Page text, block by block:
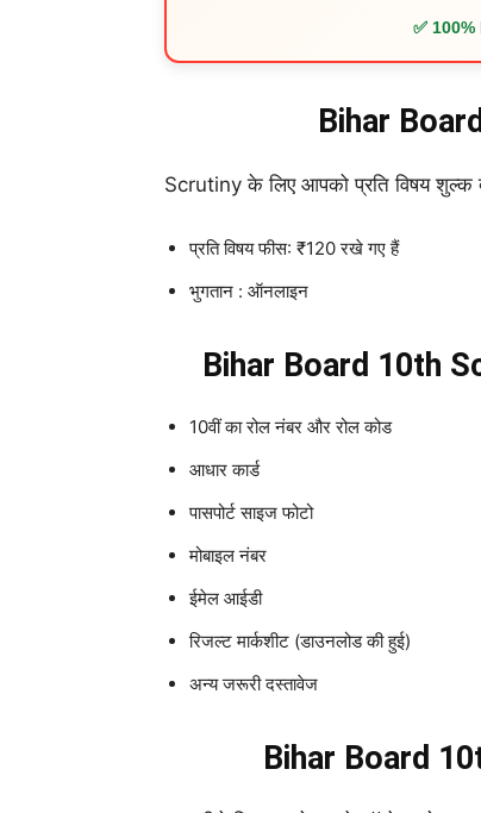
✅ 100%
Bihar
Scrutiny के लिए आपको प्रति विषय शुल्क
प्रति विषय फीस: ₹120 रखे गए हैं
भुगतान : ऑनलाइन
Bihar Board 10th
10वीं का रोल नंबर और रोल कोड
आधार कार्ड
पासपोर्ट साइज फोटो
मोबाइल नंबर
ईमेल आईडी
रिजल्ट मार्कशीट (डाउनलोड की हुई)
अन्य जरूरी दस्तावेज
Bihar Board